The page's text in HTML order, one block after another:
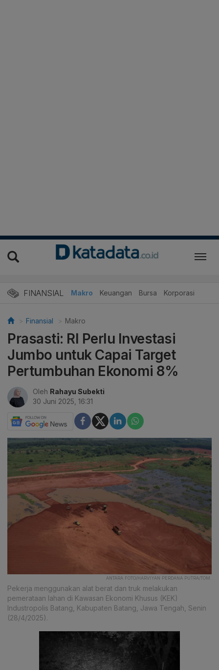
FINANSIAL Makro Keuangan Bursa Korporasi
Finansial Makro
Prasasti: RI Perlu Investasi
Jumbo untuk Capai Target
Pertumbuhan Ekonomi 8%
Oleh Rahayu Subekti
30 Juni 2025, 16:31
ANTARA FOTO/HARVIYAN PERDANA PUTRA/TOM.
Pekerja menggunakan alat berat dan truk melakukan
pemerataan lahan di Kawasan Ekonomi Khusus (KEK)
Industropolis Batang, Kabupaten Batang, Jawa Tengah, Senin
(28/4/2025).